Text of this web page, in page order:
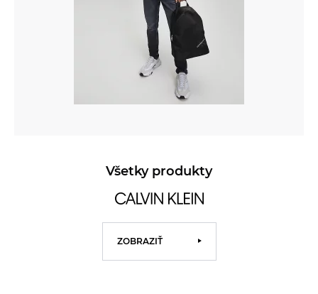
Všetky produkty
ZOBRAZIŤ